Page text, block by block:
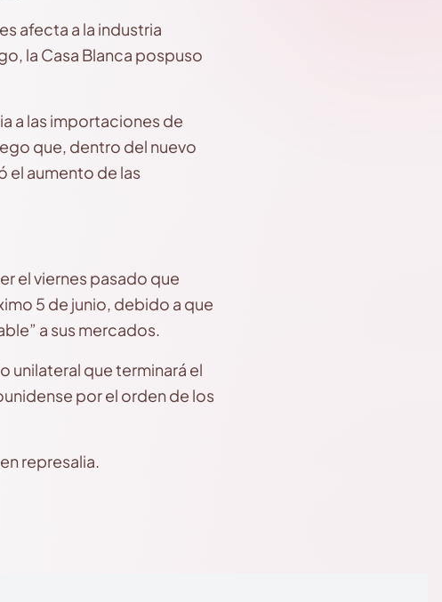
afecta a la industria
la Casa Blanca pospuso
a las importaciones de
que, dentro del nuevo
el aumento de las
el viernes pasado que
5 de junio, debido a que
a sus mercados.
unilateral que terminará el
por el orden de los
represalia.